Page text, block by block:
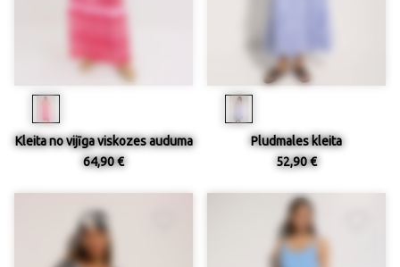
Kleita no vijīga viskozes auduma
64,90 €
Pludmales kleita
52,90 €